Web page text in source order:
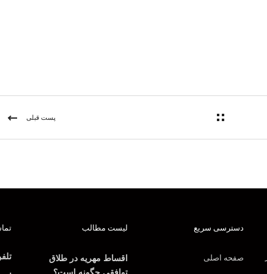
پست قبلی
لیست مطالب
اقساط مهریه در طلاق
دسترسی سریع
صفحه اصلی